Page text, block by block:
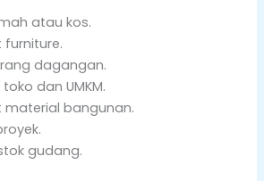
atau kos.
furniture.
dagangan.
dan UMKM.
material bangunan.
gudang.